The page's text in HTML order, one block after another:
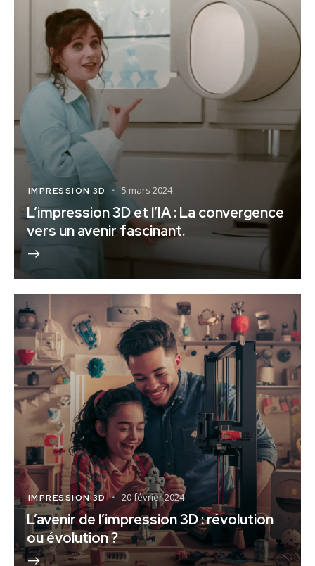
IMPRESSION 3D 5 mars 2024
L’impression 3D et l’IA : La convergence
vers un avenir fascinant.
IMPRESSION 3D 20 février 2024
L’avenir de l’impression 3D : révolution
ou évolution ?